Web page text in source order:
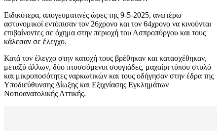
Ειδικότερα, απογευματινές ώρες της 9-5-2025, ανωτέρω
αστυνομικοί εντόπισαν τον 26χρονο και τον 64χρονο να κινούνται
επιβαίνοντες σε όχημα στην περιοχή του Ασπροπύργου και τους
κάλεσαν σε έλεγχο.
Κατά τον έλεγχο στην κατοχή τους βρέθηκαν και κατασχέθηκαν,
μεταξύ άλλων, δύο πτυσσόμενοι σουγιάδες, μαχαίρι τύπου στυλό
και μικροποσότητες ναρκωτικών και τους οδήγησαν στην έδρα της
Υποδιεύθυνσης Δίωξης και Εξιχνίασης Εγκλημάτων
Νοτιοανατολικής Αττικής.